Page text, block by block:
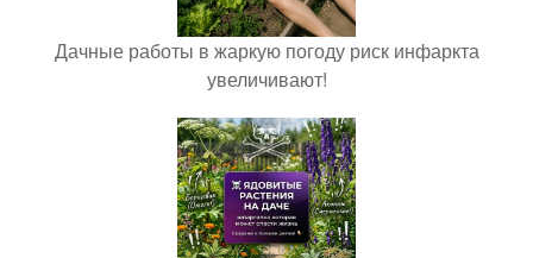
Дачные работы в жаркую погоду риск инфаркта
увеличивают!